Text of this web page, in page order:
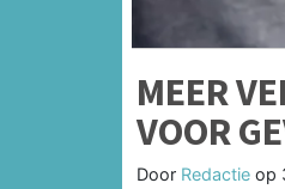
MEER
VOOR
Door Redactie op